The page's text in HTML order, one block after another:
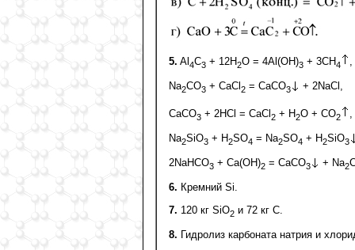
5. Al 4C3 + 12H2O = 4Al(OH)3 + 3CH4 ,
Na2CO3 + CaCl 2 = CaCO3 + 2NaCl,
CaCO3 + 2HCl = CaCl 2 + H2O + CO2 ,
Na2SiO3 + H2SO4 = Na2SO4 + H2SiO3
2NaHCO3 + Ca(OH)2 = CaCO3 + Na2
6. Кремний Si.
7. 120 кг SiO2 и 72 кг С.
8. Гидролиз карбоната натрия и